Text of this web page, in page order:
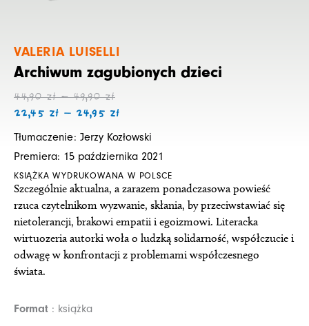
VALERIA LUISELLI
Archiwum zagubionych dzieci
44,90zł – 49,90złZakres
cen:
do
49,90 zł
22,45 zł – 24,95 zł
do
24,95 zł
Tłumaczenie: Jerzy Kozłowski
Premiera: 15 października 2021
KSIĄŻKA WYDRUKOWANA W POLSCE
Szczególnie aktualna, a zarazem ponadczasowa powieść
rzuca czytelnikom wyzwanie, skłania, by przeciwstawiać się
nietolerancji, brakowi empatii i egoizmowi. Literacka
wirtuozeria autorki woła o ludzką solidarność, współczucie i
odwagę w konfrontacji z problemami współczesnego
świata.
Format książka